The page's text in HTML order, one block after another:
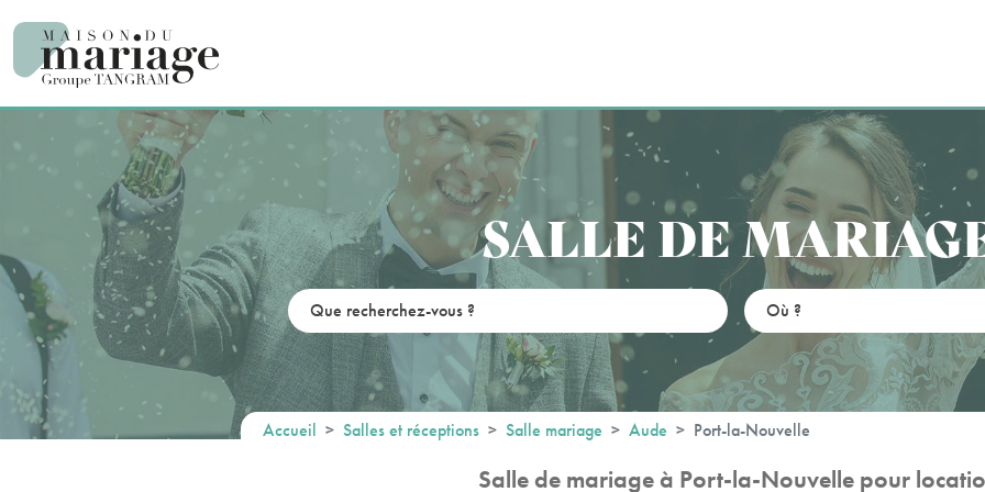
SALLE DE
Accueil Salles et réceptions Salle mariage Aude Port-la-Nouvelle
Salle de mariage à Port-la-Nouvelle pour